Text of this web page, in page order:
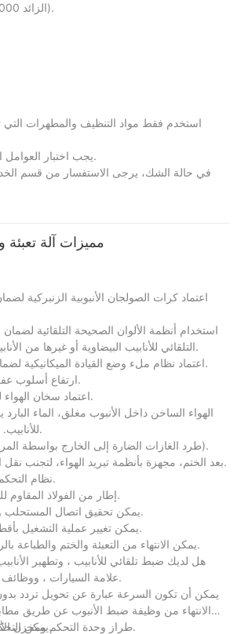
الزائد 1000 كيلو باسكال (10 بار).
استخدم فقط مواد التنظيف والمطهرات التي
يجب اختبار العوامل الجديدة قبل الاستخدام.
في حالة الشك، يرجى الاستفسار من قسم
مميزات آلة تعبئة
التلقائي للأنابيب البيضاوية أو غيرها من الأنابيب ذات الشكل الخاص.
3. اعتماد نظام ملء وضع القيادة الميكانيكية لضمان استقرار التحميل.
4. ارتفاع أسلوب عفريت لملء المرحلة.
5. اعتماد سخان الهواء ليستر ملزم الأصلي.
للأنابيب. وهذا يضمن تأثير الختم.
7.طرد الغازات الضارة إلى الخارج بواسطة المروحة (صنع في تايوان).
8. بعد الختم، مجهزة بأنظمة تبريد الهواء، لتجنب نقل الحرارة إلى العجينة.
9.PLC نظام التحكم الآلي بالكامل.
10. إطار من الفولاذ المقاوم للصدأ عالي الوضوح.
11. يمكن تحقيق اتصال المستحلب وآلة التعبئة بسهولة.
12. يمكن تغيير عملية التشغيل بأقطار مختلفة بسهولة.
13. يمكن الانتهاء من التعبئة والختم والطباعة بالرمز في جهاز واحد.
علامة السيارات ، ووظائف التعبئة والختم التلقائي.
الانتهاء من وظيفة ضبط الأنبوب عن طريق
طراز وحدة التحكم ومخزن الأنبوب ذو السعة الكبيرة.
16. يمكن التحكم في كمية المنتج.